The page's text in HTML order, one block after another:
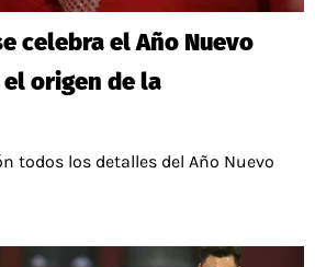
celebra el Año Nuevo
origen de la
todos los detalles del Año Nuevo